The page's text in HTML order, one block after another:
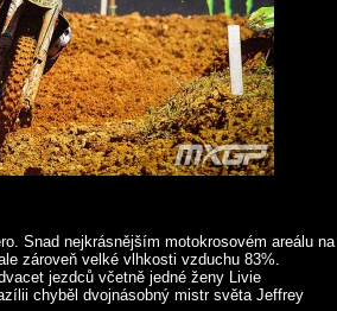
Snad nejkrásnějším motokrosovém areálu na
zároveň velké vlhkosti vzduchu 83%.
jezdců včetně jedné ženy Livie
chyběl dvojnásobný mistr světa Jeffrey